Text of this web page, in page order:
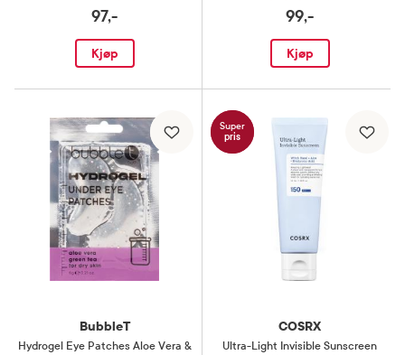
97,-
Kjøp
99,-
Kjøp
BubbleT
Hydrogel Eye Patches Aloe Vera &
Super
pris
COSRX
Ultra-Light Invisible Sunscreen